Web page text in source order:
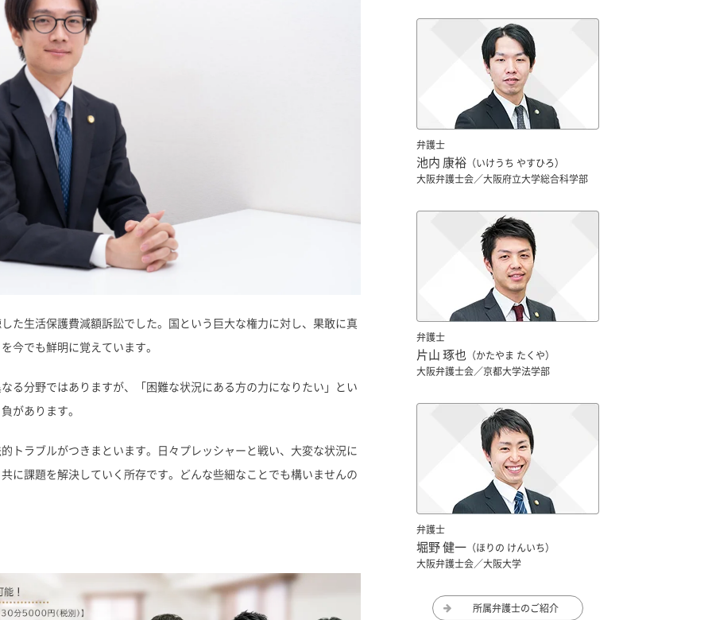
た生活保護費減額訴訟でした。国という巨大な権力に対し、果敢に真
今でも鮮明に覚えています。
る分野ではありますが、「困難な状況にある方の力になりたい」とい
があります。
トラブルがつきまといます。日々プレッシャーと戦い、大変な状況に
に課題を解決していく所存です。どんな些細なことでも構いませんの
弁護士
池内 康裕 （いけうち やすひろ）
大阪弁護士会／大阪府立大学総合科学部
弁護士
片山 琢也 （かたやま たくや）
大阪弁護士会／京都大学法学部
弁護士
堀野 健一 （ほりの けんいち）
大阪弁護士会／大阪大学
所属弁護士のご紹介